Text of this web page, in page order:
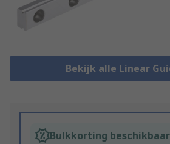
Bekijk alle Linear
Bulkkorting beschikbaar